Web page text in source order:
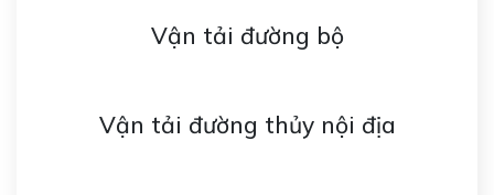
Vận tải đường bộ
Vận tải đường thủy nội địa